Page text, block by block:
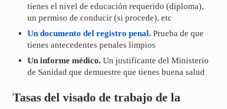
tienes el nivel de educación requerido (diploma),
un permiso de conducir (si procede), etc
Un documento del registro penal. Prueba de que
tienes antecedentes penales limpios
Un informe médico. Un justificante del Ministerio
de Sanidad que demuestre que tienes buena salud
Tasas del visado de trabajo de la